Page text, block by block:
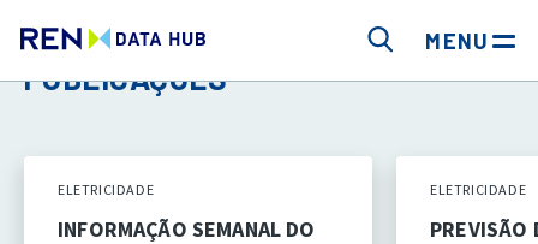
MENU
PUBLICAÇÕES
ELETRICIDADE
INFORMAÇÃO SEMANAL DO
ELETRICIDADE
PREVISÃO